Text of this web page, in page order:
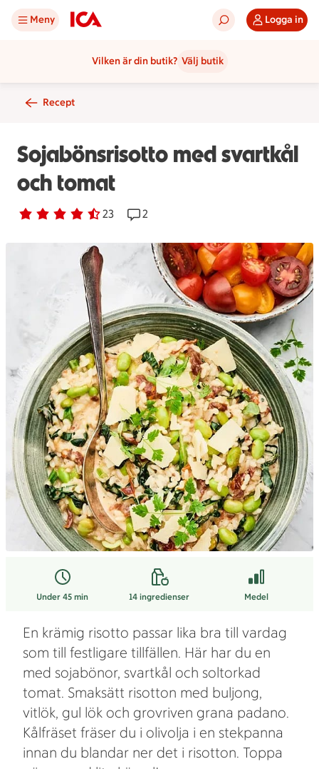
Meny Logga in
Vilken är din butik? Välj butik
Recept
Sojabönsrisotto med svartkål
och tomat
Betyg 4.7 av 5. 23
23 personer har röstatReceptet har 2 kommentarer
2
Under 45 min 14ingredienser Medel
En krämig risotto passar lika bra till vardag
som till festligare tillfällen. Här har du en
med sojabönor, svartkål och soltorkad
tomat. Smaksätt risotton med buljong,
vitlök, gul lök och grovriven grana padano.
Kålfräset fräser du i olivolja i en stekpanna
innan du blandar ner det i risotton. Toppa